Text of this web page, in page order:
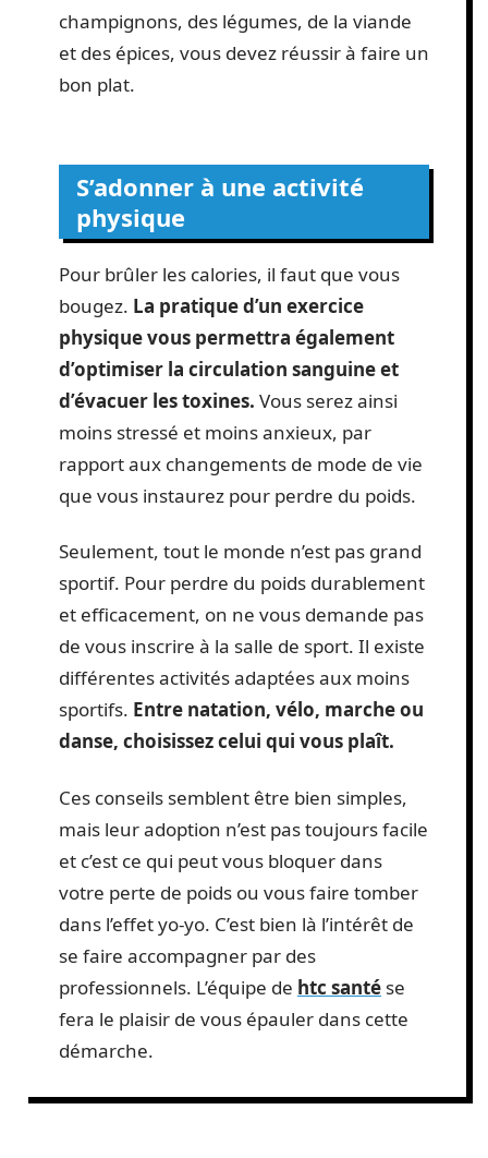
champignons, des légumes, de la viande
et des épices, vous devez réussir à faire un
bon plat.
S’adonner à une activité
physique
Pour brûler les calories, il faut que vous
bougez. La pratique d’un exercice
physique vous permettra également
d’optimiser la circulation sanguine et
d’évacuer les toxines. Vous serez ainsi
moins stressé et moins anxieux, par
rapport aux changements de mode de vie
que vous instaurez pour perdre du poids.
Seulement, tout le monde n’est pas grand
sportif. Pour perdre du poids durablement
et efficacement, on ne vous demande pas
de vous inscrire à la salle de sport. Il existe
différentes activités adaptées aux moins
sportifs. Entre natation, vélo, marche ou
danse, choisissez celui qui vous plaît.
Ces conseils semblent être bien simples,
mais leur adoption n’est pas toujours facile
et c’est ce qui peut vous bloquer dans
votre perte de poids ou vous faire tomber
dans l’effet yo-yo. C’est bien là l’intérêt de
se faire accompagner par des
professionnels. L’équipe de htc santé se
fera le plaisir de vous épauler dans cette
démarche.